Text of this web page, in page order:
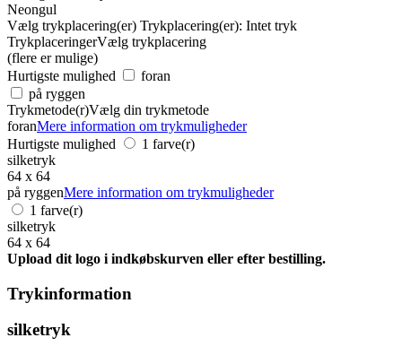
Neongul
Vælg trykplacering(er) Trykplacering(er): Intet tryk
TrykplaceringerVælg trykplacering
(flere er mulige)
Hurtigste mulighed
foran
på ryggen
Trykmetode(r)Vælg din trykmetode
foranMere information om trykmuligheder
Hurtigste mulighed
1 farve(r)
silketryk
64 x 64
på ryggenMere information om trykmuligheder
1 farve(r)
silketryk
64 x 64
Upload dit logo i indkøbskurven eller efter bestilling.
Trykinformation
silketryk